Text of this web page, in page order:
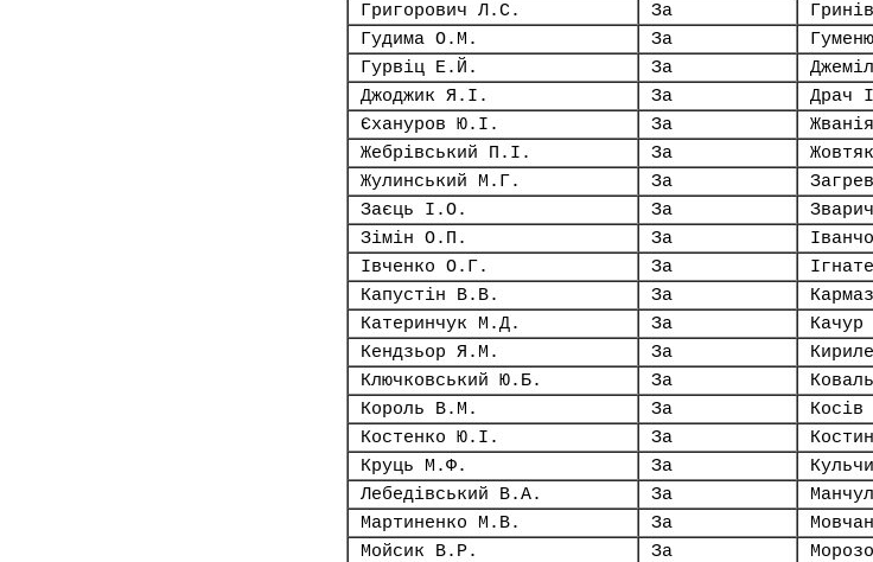
Григорович Л.С.
За
Гудима О.М.
За
Гурвіц Е.Й.
За
Джоджик Я.І.
За Драч
Єхануров Ю.І.
За
Жебрівський П.І.
За
Жулинський М.Г.
За
Заєць І.О.
За
Зімін О.П.
За
Івченко О.Г.
За
Капустін В.В.
За
Катеринчук М.Д.
За
Кендзьор Я.М.
За
Ключковський Ю.Б.
За
Король В.М.
За
Костенко Ю.І.
За
Круць М.Ф.
За
Лебедівський В.А.
За
Мартиненко М.В.
За
Мойсик В.Р.
За